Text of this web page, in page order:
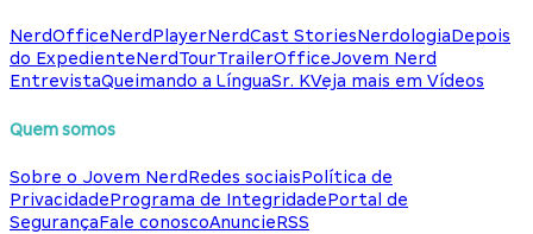
NerdOfficeNerdPlayerNerdCast StoriesNerdologiaDepois
do ExpedienteNerdTourTrailerOfficeJovem Nerd
EntrevistaQueimando a LínguaSr. KVeja mais em Vídeos
Quem somos
Sobre o Jovem NerdRedes sociaisPolítica de
PrivacidadePrograma de IntegridadePortal de
SegurançaFale conoscoAnuncieRSS